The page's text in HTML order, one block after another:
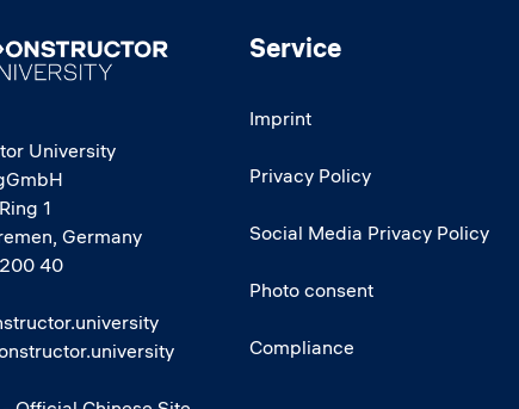
University
1
Germany
40
Service
Imprint
Privacy Policy
Social Media Privacy Policy
Photo consent
Compliance